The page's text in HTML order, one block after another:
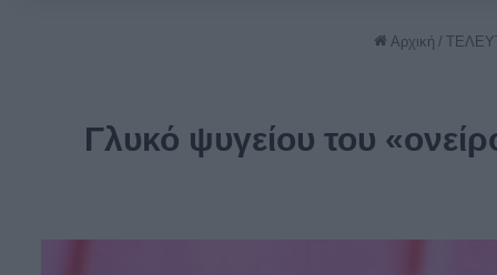
Αρχική /
Γλυκό ψυγείου του